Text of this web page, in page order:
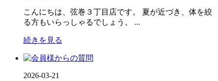
こんにちは、弦巻３丁目店です。 夏が近づき、体を絞
る方もいらっしゃるでしょう。 ...
続きを見る
2026-03-21